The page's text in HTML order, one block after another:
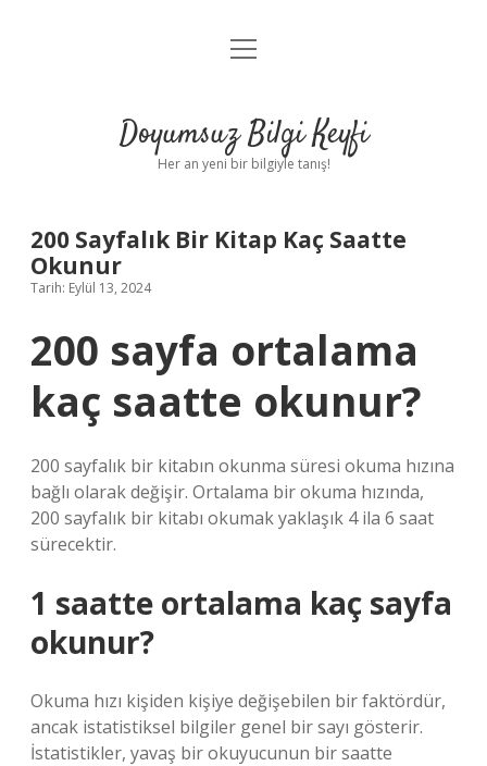
Anasayfa
Yasal Uyarı
menüyü
Doyumsuz Bilgi Keyfi
Her an yeni bir bilgiyle tanış!
200 Sayfalık Bir Kitap Kaç Saatte
Okunur
Tarih: Eylül 13, 2024
200 sayfa ortalama
kaç saatte okunur?
200 sayfalık bir kitabın okunma süresi okuma hızına
bağlı olarak değişir. Ortalama bir okuma hızında,
200 sayfalık bir kitabı okumak yaklaşık 4 ila 6 saat
sürecektir.
1 saatte ortalama kaç sayfa
okunur?
Okuma hızı kişiden kişiye değişebilen bir faktördür,
ancak istatistiksel bilgiler genel bir sayı gösterir.
İstatistikler, yavaş bir okuyucunun bir saatte